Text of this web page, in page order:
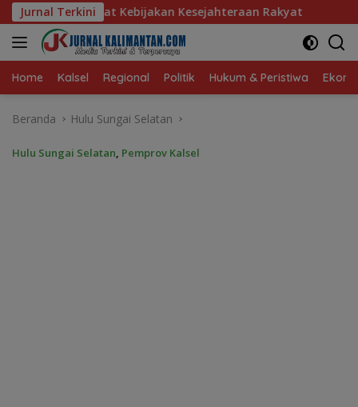
Langsung
ke
konten
Jurnal Terkini
Kesejahteraan Rakyat Baru 10 Persen, Aktivasi IKD
Home Kalsel Regional Politik Hukum & Peristiwa
Beranda Hulu Sungai Selatan
Hulu Sungai Selatan, Pemprov Kalsel